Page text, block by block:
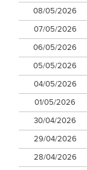
08/05/2026
07/05/2026
06/05/2026
05/05/2026
04/05/2026
01/05/2026
30/04/2026
29/04/2026
28/04/2026